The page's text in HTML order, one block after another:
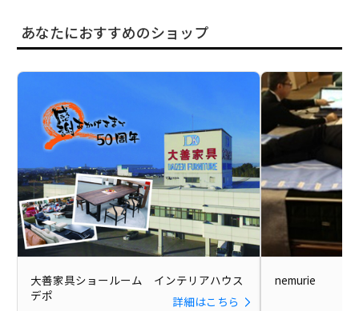
あなたにおすすめのショップ
大善家具ショールーム インテリアハウス
デポ
詳細はこちら
nemurie